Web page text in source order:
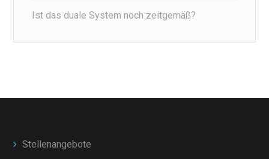
Ist das duale System noch zeitgemäß?
Stellenangebote